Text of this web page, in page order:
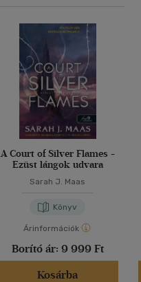
A Court of Silver Flames -
Ezüst lángok udvara
Sarah J. Maas
Könyv
Árinformációk
Borító ár: 9 999 Ft
Kosárba